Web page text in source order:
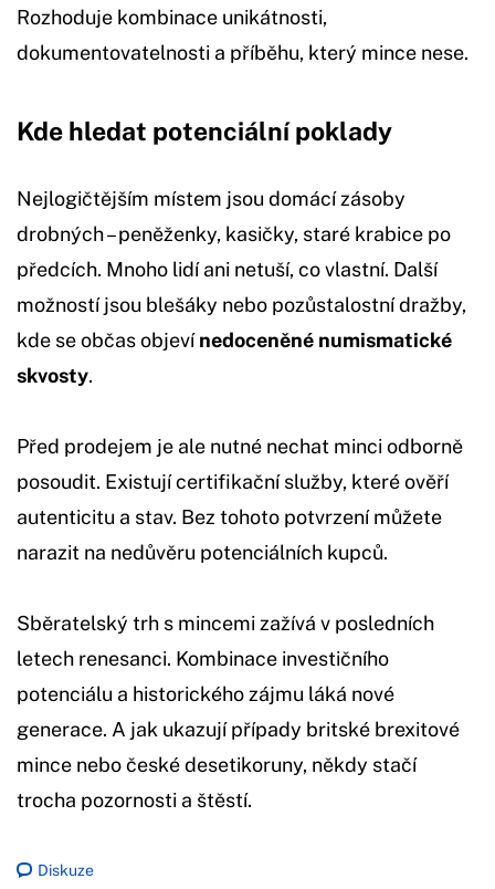
Rozhoduje kombinace unikátnosti,
dokumentovatelnosti a příběhu, který mince nese.
Kde hledat potenciální poklady
Nejlogičtějším místem jsou domácí zásoby
drobných – peněženky, kasičky, staré krabice po
předcích. Mnoho lidí ani netuší, co vlastní. Další
možností jsou blešáky nebo pozůstalostní dražby,
kde se občas objevínedoceněné numismatické
skvosty.
Před prodejem je ale nutné nechat minci odborně
posoudit. Existují certifikační služby, které ověří
autenticitu a stav. Bez tohoto potvrzení můžete
narazit na nedůvěru potenciálních kupců.
Sběratelský trh s mincemi zažívá v posledních
letech renesanci. Kombinace investičního
potenciálu a historického zájmu láká nové
generace. A jak ukazují případy britské brexitové
mince nebo české desetikoruny, někdy stačí
trocha pozornosti a štěstí.
Diskuze